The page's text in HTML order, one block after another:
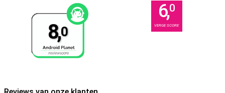
8,0
6,0
VERGE SCORE